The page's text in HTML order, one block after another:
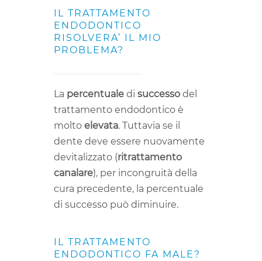
IL TRATTAMENTO
ENDODONTICO
RISOLVERA’ IL MIO
PROBLEMA?
La percentualedi successodel
trattamento endodontico è
molto elevata. Tuttavia se il
dente deve essere nuovamente
devitalizzato (ritrattamento
canalare), per incongruità della
cura precedente, la percentuale
di successo può diminuire.
IL TRATTAMENTO
ENDODONTICO FA MALE?